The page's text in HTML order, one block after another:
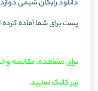
پست برای شما آماده کرده
برای مشاهده، مقایسه و
زیر کلیک نمایید.